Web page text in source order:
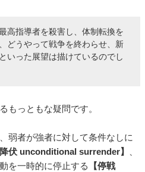
高指導者を殺害し、体制転換を
どうやって戦争を終わらせ、新
いった展望は描けているのでし
もっともな疑問です。
弱者が強者に対して条件なしに
降伏 unconditional surrender】
を一時的に停止する
【停戦